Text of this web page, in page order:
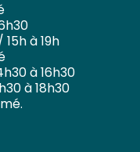
à 19h
à 16h30
à 18h30